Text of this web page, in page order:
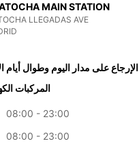
MAIN STATION
LLEGADAS AVE
الإرجاع على مدار اليوم وطوال أيام
المركبات
08:00 - 23:00
08:00 - 23:00